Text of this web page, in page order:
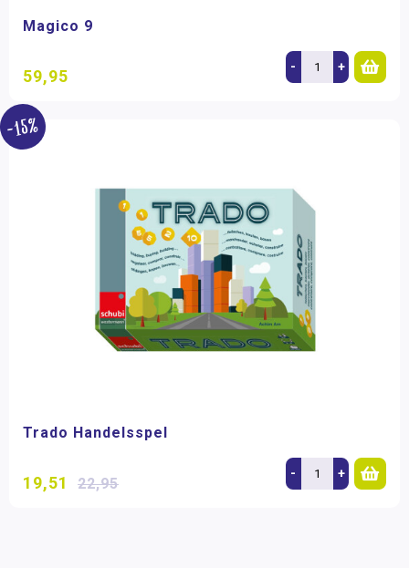
Magico 9
59,95 - +
-15%
Trado Handelsspel
19,51 22,95
- +